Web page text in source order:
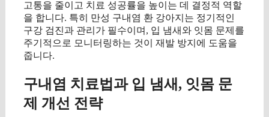
고통을 줄이고 치료 성공률을 높이는 데 결정적 역할
을 합니다. 특히 만성 구내염 환 강아지는 정기적인
구강 검진과 관리가 필수이며, 입 냄새와 잇몸 문제를
주기적으로 모니터링하는 것이 재발 방지에 도움을
줍니다.
구내염 치료법과 입 냄새, 잇몸 문
제 개선 전략